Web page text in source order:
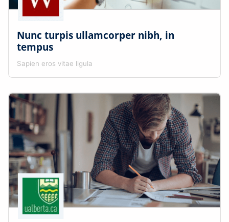
Nunc turpis ullamcorper nibh, in
tempus
Sapien eros vitae ligula